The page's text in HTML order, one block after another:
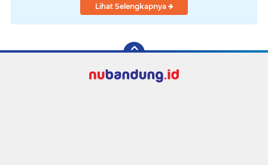
Lihat Selengkapnya